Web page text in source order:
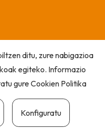
ditu, zure nabigazioa
egiteko. Informazio
gureCookien Politika
Konfiguratu